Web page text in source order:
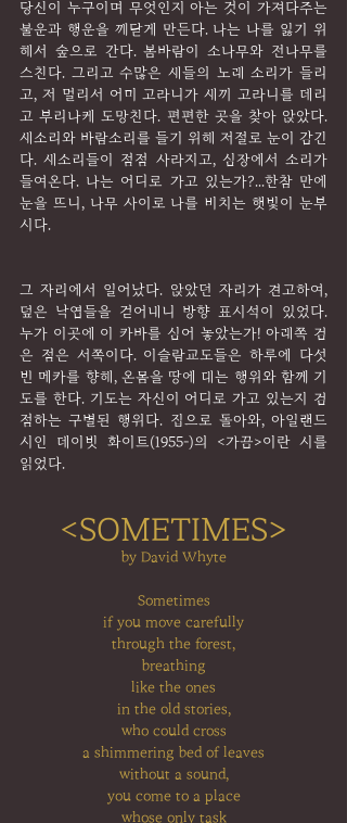
당신이 누구이며 무엇인지 아는 것이 가져다주는
불운과 행운을 깨닫게 만든다. 나는 나를 잃기 위
해서 숲으로 간다. 봄바람이 소나무와 전나무를
스친다. 그리고 수많은 새들의 노래 소리가 들리
고, 저 멀리서 어미 고라니가 새끼 고라니를 데리
고 부리나케 도망친다. 편편한 곳을 찾아 앉았다.
새소리와 바람소리를 들기 위해 저절로 눈이 감긴
다. 새소리들이 점점 사라지고, 심장에서 소리가
들여온다. 나는 어디로 가고 있는가?...한참 만에
눈을 뜨니, 나무 사이로 나를 비치는 햇빛이 눈부
시다.
그 자리에서 일어났다. 앉았던 자리가 견고하여,
덮은 낙엽들을 걷어내니 방향 표시석이 있었다.
누가 이곳에 이 카바를 심어 놓았는가! 아래쪽 검
은 점은 서쪽이다. 이슬람교도들은 하루에 다섯
번 메카를 향해, 온몸을 땅에 대는 행위와 함께 기
도를 한다. 기도는 자신이 어디로 가고 있는지 검
점하는 구별된 행위다. 집으로 돌아와, 아일랜드
시인 데이빗 화이트(1955-)의 <가끔>이란 시를
읽었다.
<SOMETIMES>
by David Whyte
Sometimes
if you move carefully
through the forest,
breathing
like the ones
in the old stories,
who could cross
a shimmering bed of leaves
without a sound,
you come to a place
whose only task